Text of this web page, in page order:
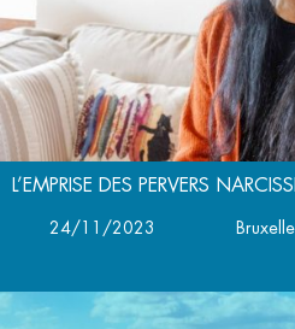
L’EMPRISE DES PERVERS
24/11/2023